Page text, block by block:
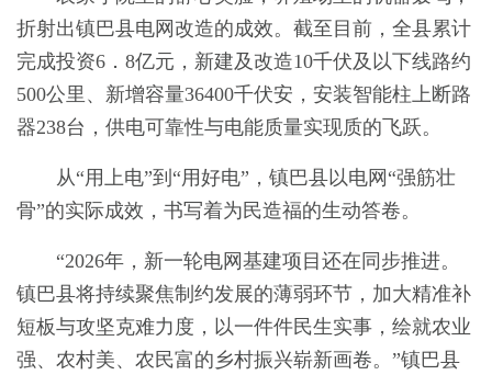
折射出镇巴县电网改造的成效。截至目前，全县累计
完成投资6．8亿元，新建及改造10千伏及以下线路约
500公里、新增容量36400千伏安，安装智能柱上断路
器238台，供电可靠性与电能质量实现质的飞跃。
从“用上电”到“用好电”，镇巴县以电网“强筋壮
骨”的实际成效，书写着为民造福的生动答卷。
“2026年，新一轮电网基建项目还在同步推进。
镇巴县将持续聚焦制约发展的薄弱环节，加大精准补
短板与攻坚克难力度，以一件件民生实事，绘就农业
强、农村美、农民富的乡村振兴崭新画卷。”镇巴县